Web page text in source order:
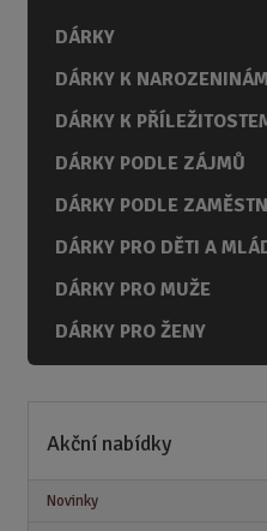
s
a
a
DÁRKY
DÁRKY K NAROZENINÁM
DÁRKY K
DÁRKY PODLE ZÁJMŮ
DÁRKY PODLE
DÁRKY PRO DĚTI A
DÁRKY PRO MUŽE
DÁRKY PRO ŽENY
Akční nabídky
Novinky